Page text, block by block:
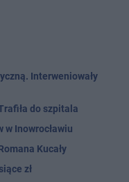
Interweniowały
do szpitala
Inowrocławiu
Kucały
zł